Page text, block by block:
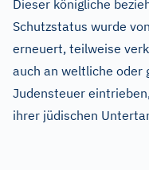
Dieser königliche
Schutzstatus wurde
erneuert, teilweise
auch an weltliche oder
Judensteuer
ihrer jüdischen